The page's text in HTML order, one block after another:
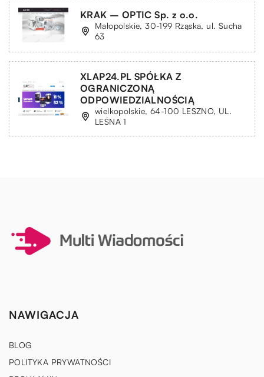
KRAK – OPTIC Sp. z o.o.
Małopolskie, 30-199 Rząska, ul. Sucha
63
XLAP24.PL SPÓŁKA Z
OGRANICZONĄ
ODPOWIEDZIALNOŚCIĄ
wielkopolskie, 64-100 LESZNO, UL.
LEŚNA 1
NAWIGACJA
BLOG
POLITYKA PRYWATNOŚCI